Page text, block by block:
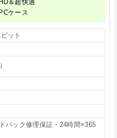
＆超快適
ケース
ット
バック修理保証・24時間×365